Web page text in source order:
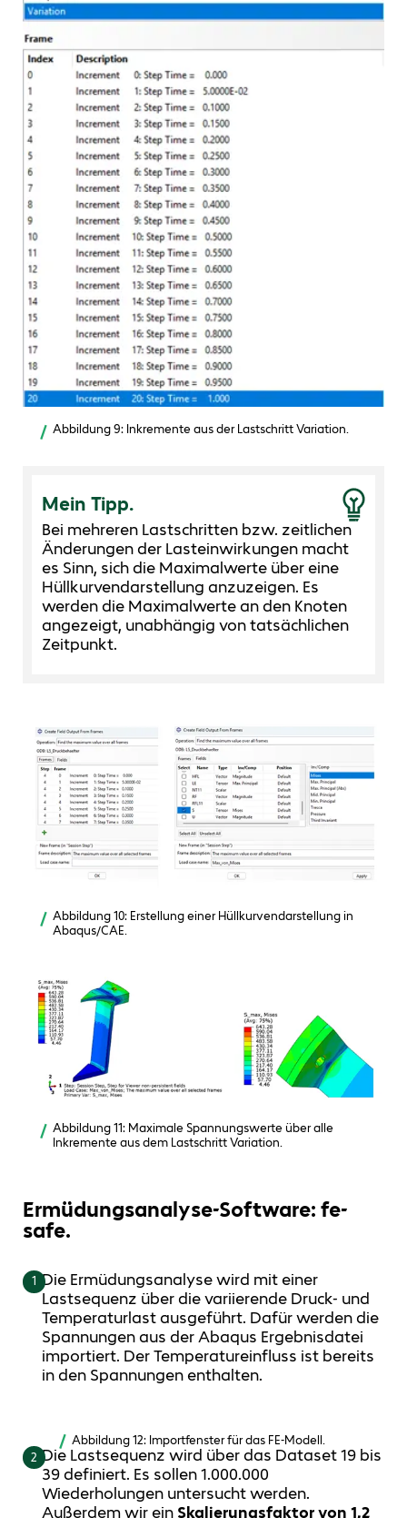
Abbildung 9: Inkremente aus der Lastschritt Variation.
Mein Tipp.
Bei mehreren Lastschritten bzw. zeitlichen
Änderungen der Lasteinwirkungen macht
es Sinn, sich die Maximalwerte über eine
Hüllkurvendarstellung anzuzeigen. Es
werden die Maximalwerte an den Knoten
angezeigt, unabhängig von tatsächlichen
Zeitpunkt.
Abbildung 10: Erstellung einer Hüllkurvendarstellung in
Abaqus/CAE.
Abbildung 11: Maximale Spannungswerte über alle
Inkremente aus dem Lastschritt Variation.
Ermüdungsanalyse-Software: fe-
safe.
1 Die Ermüdungsanalyse wird mit einer
Lastsequenz über die variierende Druck- und
Temperaturlast ausgeführt. Dafür werden die
Spannungen aus der Abaqus Ergebnisdatei
importiert. Der Temperatureinfluss ist bereits
in den Spannungen enthalten.
Abbildung 12: Importfenster für das FE-Modell.
2 Die Lastsequenz wird über das Dataset 19 bis
39 definiert. Es sollen 1.000.000
Wiederholungen untersucht werden.
Außerdem wir ein Skalierungsfaktor von 1,2